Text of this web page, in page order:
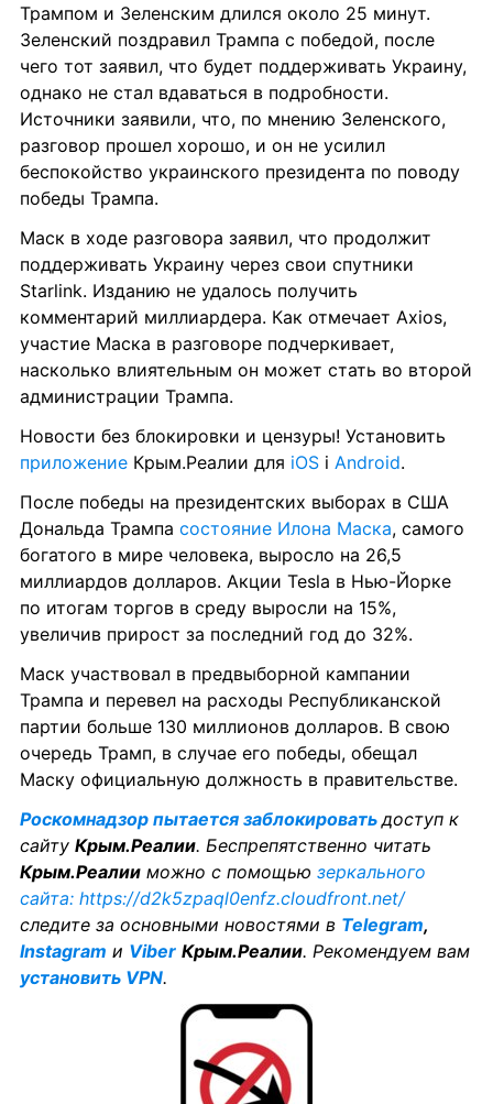
Трампом и Зеленским длился около 25 минут.
Зеленский поздравил Трампа с победой, после
чего тот заявил, что будет поддерживать Украину,
однако не стал вдаваться в подробности.
Источники заявили, что, по мнению Зеленского,
разговор прошел хорошо, и он не усилил
беспокойство украинского президента по поводу
победы Трампа.
Маск в ходе разговора заявил, что продолжит
поддерживать Украину через свои спутники
Starlink. Изданию не удалось получить
комментарий миллиардера. Как отмечает Axios,
участие Маска в разговоре подчеркивает,
насколько влиятельным он может стать во второй
администрации Трампа.
приложение Крым.Реалии для iOS і Android.
После победы на президентских выборах в США
Дональда Трампа состояние Илона Маска, самого
богатого в мире человека, выросло на 26,5
миллиардов долларов. Акции Tesla в Нью-Йорке
по итогам торгов в среду выросли на 15%,
увеличив прирост за последний год до 32%.
Маск участвовал в предвыборной кампании
Трампа и перевел на расходы Республиканской
партии больше 130 миллионов долларов. В свою
очередь Трамп, в случае его победы, обещал
Маску официальную должность в правительстве.
Роскомнадзор пытается заблокировать доступ к
сайту Крым.Реалии
Крым.Реалии можно с помощью зеркального
сайта: https://d2k5zpaql0enfz.cloudfront.net/
следите за основными новостями в Telegram
Instagram и Viber Крым.Реалии
установить VPN.